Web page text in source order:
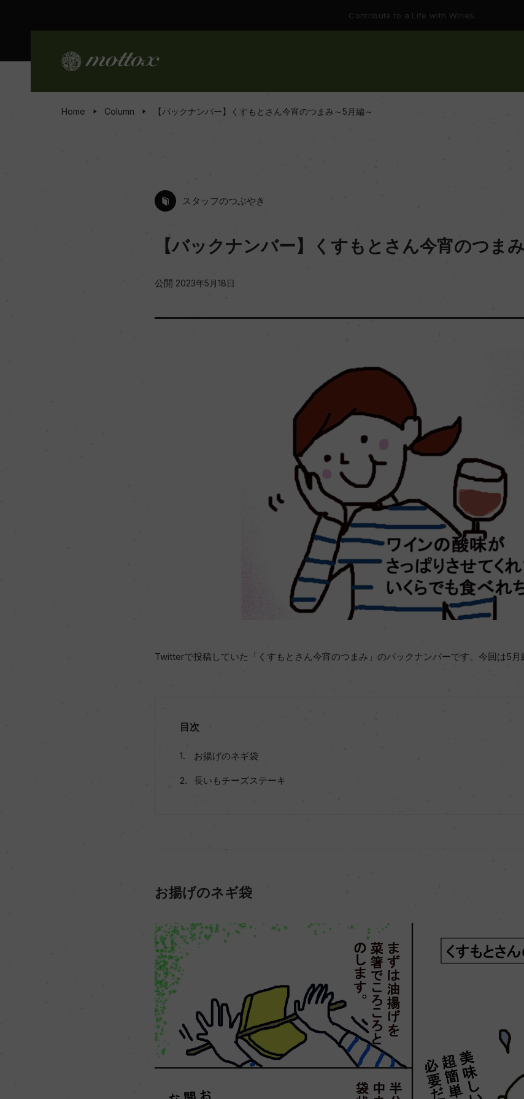
Contribute to a Life with Wines.
Home Column 【バックナンバー】くすもとさん今宵のつまみ～5月編～
スタッフのつぶやき
【バックナンバー】くすもとさん今宵のつま
公開 2023年5月18日
Twitterで投稿していた「くすもとさん今宵のつまみ」のバックナンバーです。今回は5月
目次
お揚げのネギ袋
長いもチーズステーキ
お揚げのネギ袋